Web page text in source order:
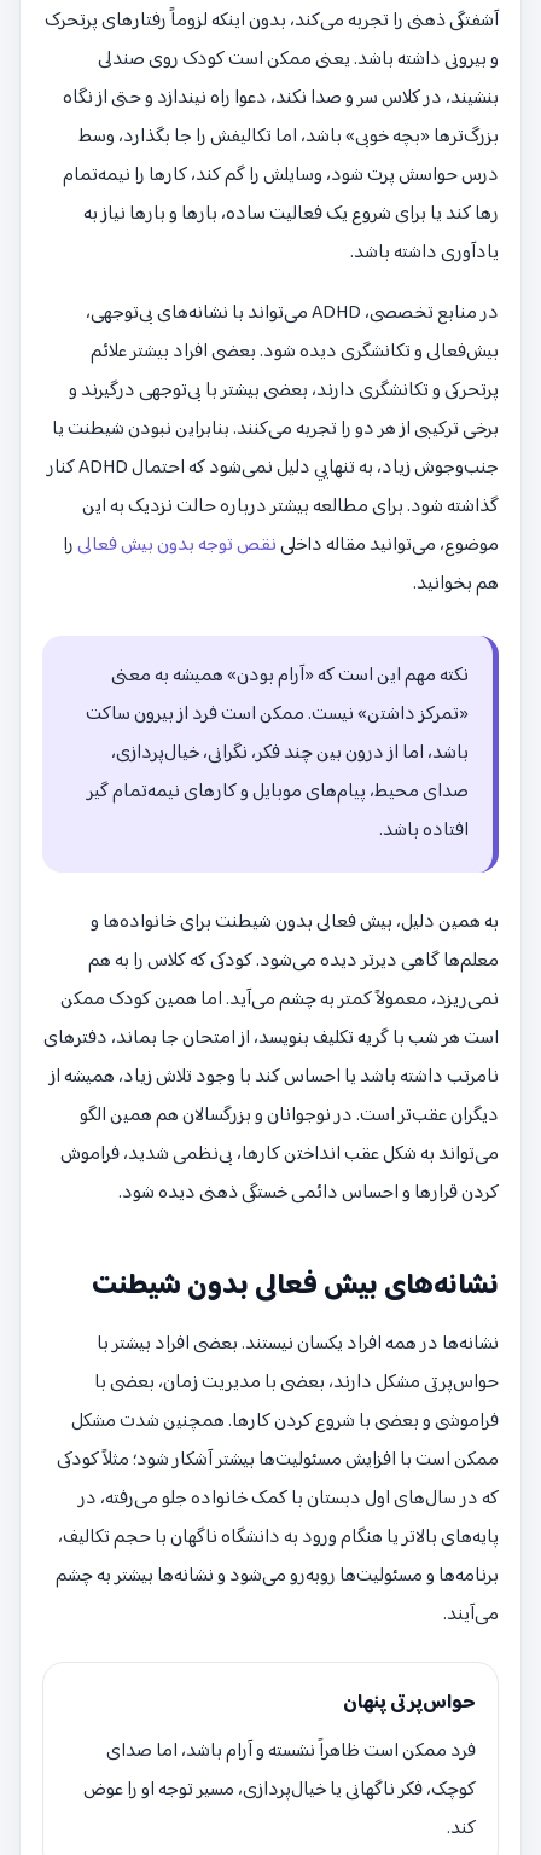
آشفتگی ذهنی را تجربه می‌کند، بدون اینکه لزوماً رفتارهای پرتحرک
و بیرونی داشته باشد. یعنی ممکن است کودک روی صندلی
بنشیند، در کلاس سر و صدا نکند، دعوا راه نیندازد و حتی از نگاه
بزرگ‌ترها «بچه خوبی» باشد، اما تکالیفش را جا بگذارد، وسط
درس حواسش پرت شود، وسایلش را گم کند، کارها را نیمه‌تمام
رها کند یا برای شروع یک فعالیت ساده، بارها و بارها نیاز به
یادآوری داشته باشد.
در منابع تخصصی، ADHD می‌تواند با نشانه‌های بی‌توجهی،
بیش‌فعالی و تکانشگری دیده شود. بعضی افراد بیشتر علائم
پرتحرکی و تکانشگری دارند، بعضی بیشتر با بی‌توجهی درگیرند و
برخی ترکیبی از هر دو را تجربه می‌کنند. بنابراین نبودن شیطنت یا
جنب‌وجوش زیاد، به تنهایی دلیل نمی‌شود که احتمال ADHD کنار
گذاشته شود. برای مطالعه بیشتر درباره حالت نزدیک به این
موضوع، می‌توانید مقاله داخلینقص توجه بدون بیش فعالیرا
هم بخوانید.
نکته مهم این است که «آرام بودن» همیشه به معنی
«تمرکز داشتن» نیست. ممکن است فرد از بیرون ساکت
باشد، اما از درون بین چند فکر، نگرانی، خیال‌پردازی،
صدای محیط، پیام‌های موبایل و کارهای نیمه‌تمام گیر
افتاده باشد.
به همین دلیل، بیش فعالی بدون شیطنت برای خانواده‌ها و
معلم‌ها گاهی دیرتر دیده می‌شود. کودکی که کلاس را به هم
نمی‌ریزد، معمولاً کمتر به چشم می‌آید. اما همین کودک ممکن
است هر شب با گریه تکلیف بنویسد، از امتحان جا بماند، دفترهای
نامرتب داشته باشد یا احساس کند با وجود تلاش زیاد، همیشه از
دیگران عقب‌تر است. در نوجوانان و بزرگسالان هم همین الگو
می‌تواند به شکل عقب انداختن کارها، بی‌نظمی شدید، فراموش
کردن قرارها و احساس دائمی خستگی ذهنی دیده شود.
نشانه‌های بیش فعالی بدون شیطنت
نشانه‌ها در همه افراد یکسان نیستند. بعضی افراد بیشتر با
حواس‌پرتی مشکل دارند، بعضی با مدیریت زمان، بعضی با
فراموشی و بعضی با شروع کردن کارها. همچنین شدت مشکل
ممکن است با افزایش مسئولیت‌ها بیشتر آشکار شود؛ مثلاً کودکی
که در سال‌های اول دبستان با کمک خانواده جلو می‌رفته، در
پایه‌های بالاتر یا هنگام ورود به دانشگاه ناگهان با حجم تکالیف،
برنامه‌ها و مسئولیت‌ها روبه‌رو می‌شود و نشانه‌ها بیشتر به چشم
می‌آیند.
حواس‌پرتی پنهان
فرد ممکن است ظاهراً نشسته و آرام باشد، اما صدای
کوچک، فکر ناگهانی یا خیال‌پردازی، مسیر توجه او را عوض
کند.